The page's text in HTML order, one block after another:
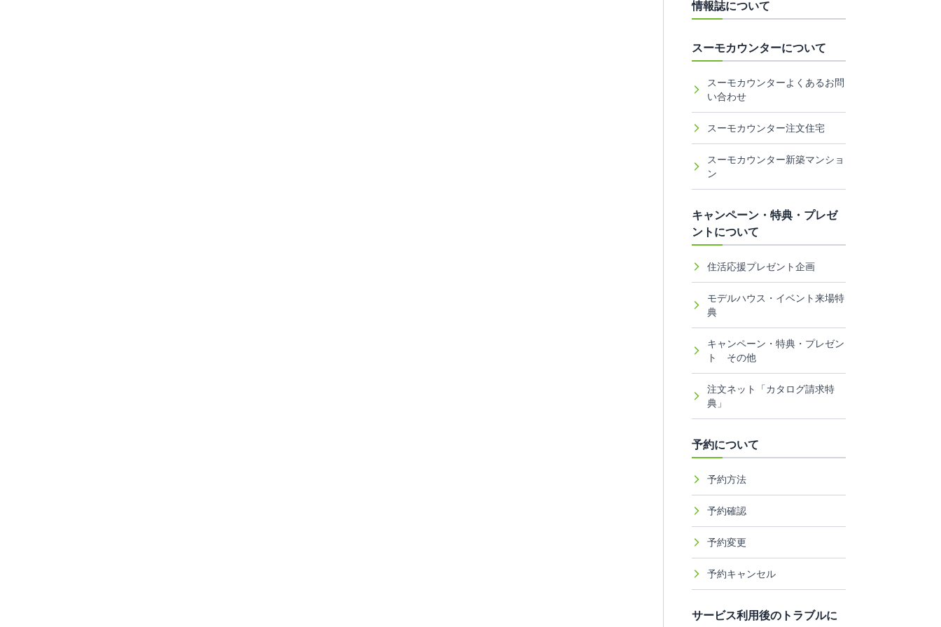
情報誌について
スーモカウンターについて
スーモカウンターよくあるお問
い合わせ
スーモカウンター注文住宅
スーモカウンター新築マンショ
ン
キャンペーン・特典・プレゼ
ントについて
住活応援プレゼント企画
モデルハウス・イベント来場特
典
キャンペーン・特典・プレゼン
ト その他
注文ネット「カタログ請求特
典」
予約について
予約方法
予約確認
予約変更
予約キャンセル
サービス利用後のトラブルに